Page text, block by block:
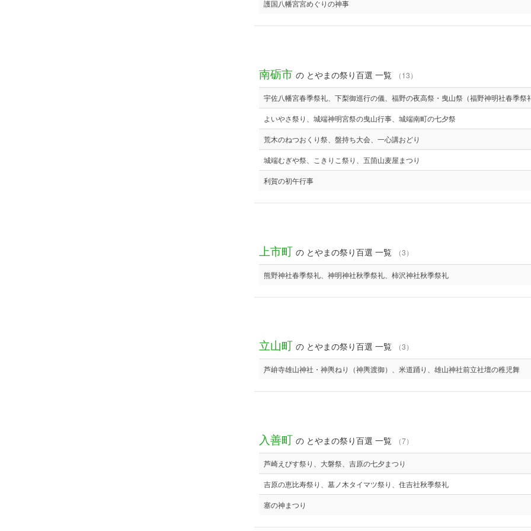
護国八幡宮宮めぐりの神事
南砺市 の とやまの祭り百選 一覧 （13）
宇佐八幡宮春季祭礼、下梨御巡行の儀、福野の夜高祭・曳山祭（福野神明社春季祭
よいやさ祭り、城端神明宮祭の曳山行事、城端南町の七夕祭
荒木のねつおくり祭、盤持ち大会、一心講おどり
城端むぎや祭、こきりこ祭り、五箇山麦屋まつり
利賀の初午行事
上市町 の とやまの祭り百選 一覧 （3）
熊野神社春季祭礼、神明神社秋季祭礼、柿沢神社秋季祭礼
立山町 の とやまの祭り百選 一覧 （3）
芦峅寺雄山神社・神輿ねり（神輿渡御）、米道踊り、雄山神社前立社壇の稚児舞
入善町 の とやまの祭り百選 一覧 （7）
芦崎えびす祭り、大磐祭、吉原の七夕まつり
吉原の恵比寿祭り、墓ノ木タイマツ祭り、住吉社秋季祭礼
塞の神まつり